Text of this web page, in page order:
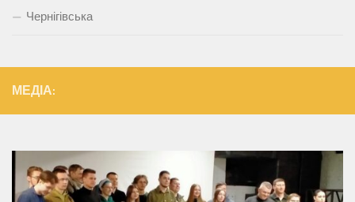
Чернігівська
МЕДІА: